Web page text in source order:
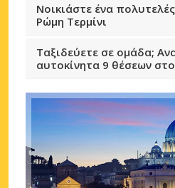
Νοικιάστε ένα
Ρώμη Τερμίνι
Ταξιδεύετε σε ομάδα;
αυτοκίνητα 9 θέσεων